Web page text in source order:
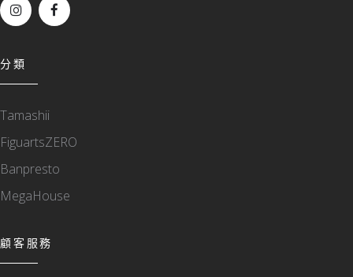
分類
Tamashii
FiguartsZERO
Banpresto
MegaHouse
顧客服務